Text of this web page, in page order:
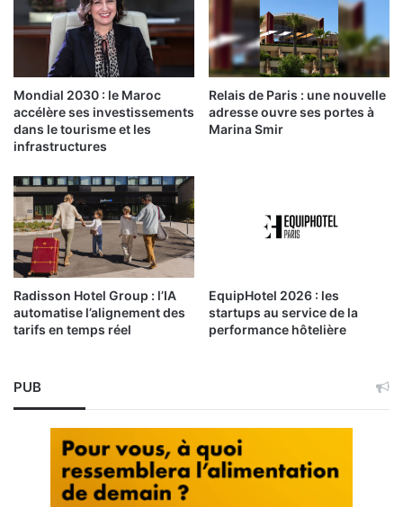
Mondial 2030 : le Maroc
accélère ses investissements
dans le tourisme et les
infrastructures
Relais de Paris : une nouvelle
adresse ouvre ses portes à
Marina Smir
Radisson Hotel Group : l’IA
automatise l’alignement des
tarifs en temps réel
EquipHotel 2026 : les
startups au service de la
performance hôtelière
PUB